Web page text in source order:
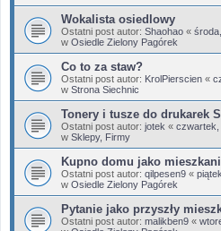
Wokalista osiedlowy
Ostatni post autor: Shaohao «
w Osiedle Zielony Pagórek
Co to za staw?
Ostatni post autor: KrolPierscien «
w Strona Siechnic
Tonery i tusze do drukarek
Ostatni post autor: jotek « czwartek,
w Sklepy, Firmy
Kupno domu jako
Ostatni post autor: qilpesen9 «
w Osiedle Zielony Pagórek
Pytanie jako przyszły
Ostatni post autor: malikben9 «